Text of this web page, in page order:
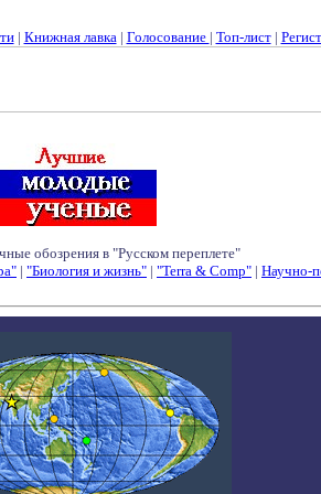
| Книжная лавка| Голосование | Топ-лист|
обозрения в "Русском переплете"
| "Биология и жизнь" | "Terra & Comp" | Научно-